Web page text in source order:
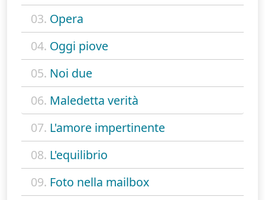
03. Opera
04. Oggi piove
05. Noi due
06. Maledetta verità
07. L'amore impertinente
08. L'equilibrio
09. Foto nella mailbox